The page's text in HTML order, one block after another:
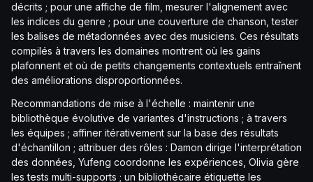
décrits ; pour une affiche de film, mesurer l'alignement avec
les indices du genre ; pour une couverture de chanson, tester
les balises de métadonnées avec des musiciens. Ces résultats
compilés à travers les domaines montrent où les gains
plafonnent et où de petits changements contextuels entraînent
des améliorations disproportionnées.
Recommandations de mise à l'échelle : maintenir une
bibliothèque évolutive de variantes d'instructions ; à travers
les équipes ; affiner itérativement sur la base des résultats
d'échantillon ; attribuer des rôles : Damon dirige l'interprétation
des données, Yufeng coordonne les expériences, Olivia gère
les tests multi-supports ; un bibliothécaire étiquette les